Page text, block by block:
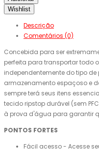
Wishlist
Descrição
Comentários (0)
Concebida para ser
perfeita para transportar todo
independentemente do tipo
armazenamento espaçoso e
sempre terá seus itens
tecido ripstop durável (sem
à prova d'água para garantir
PONTOS FORTES
Fácil acesso - Acesse